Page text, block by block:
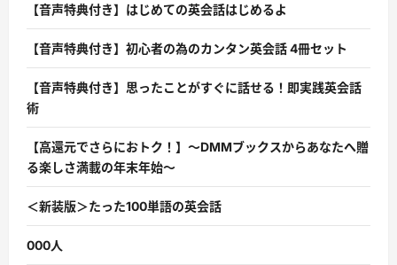
【音声特典付き】はじめての英会話はじめるよ
【音声特典付き】初心者の為のカンタン英会話 4冊セット
【音声特典付き】思ったことがすぐに話せる！即実践英会話
術
【高還元でさらにおトク！】〜DMMブックスからあなたへ贈
る楽しさ満載の年末年始〜
＜新装版＞たった100単語の英会話
000人